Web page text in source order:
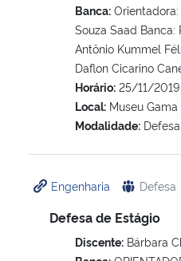
Banca: Orientadora:
Souza Saad Banca:
Antônio Kummel
Daflon Cicarino
Horário: 25/11/
Local: Museu Gama
Modalidade:
Engenharia Defesa
Defesa de Estágio
Discente: Bárbara